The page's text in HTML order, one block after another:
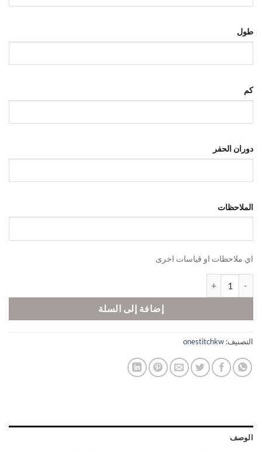
طول
كم
دوران الحفر
الملاحظات
اي ملاحظات او قياسات اخرى
إضافة إلى السلة
التصنيف: onestitchkw
الوصف